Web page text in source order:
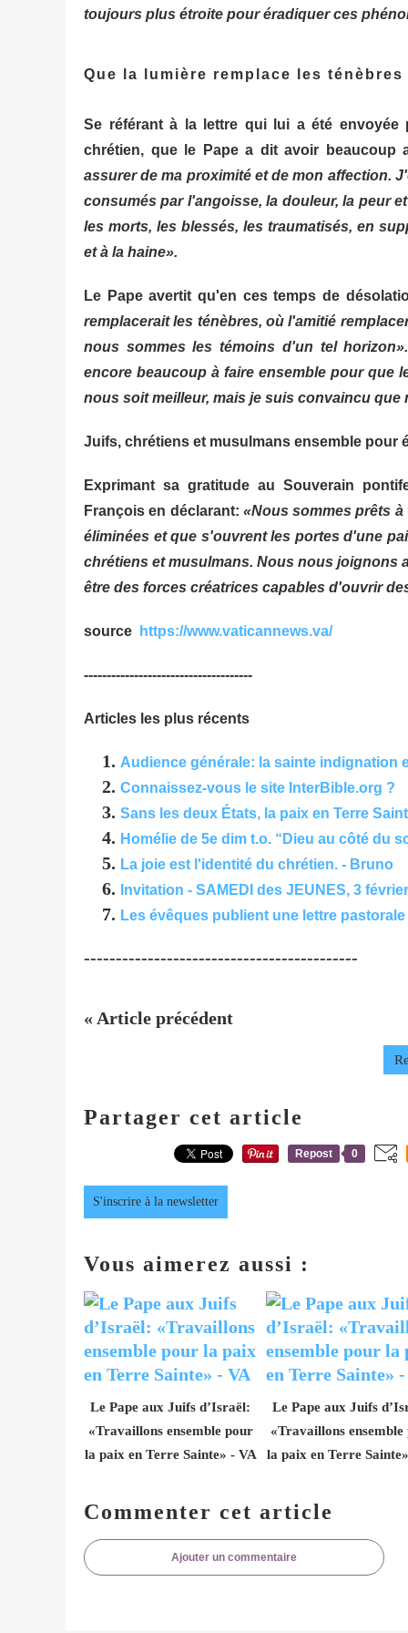
toujours plus étroite pour éradiquer ces
Que la lumière remplace les ténèbres
Se référant à la lettre qui lui a été
chrétien, que le Pape a dit avoir beaucoup
assurer de ma proximité et de mon affection.
consumés par l'angoisse, la douleur, la peur
les morts, les blessés, les traumatisés, en
et à la haine».
Le Pape avertit qu'en ces temps de
remplacerait les ténèbres, où l'amitié
nous sommes les témoins d'un tel horizon».
encore beaucoup à faire ensemble pour que
nous soit meilleur, mais je suis convaincu
Juifs, chrétiens et musulmans ensemble pour
Exprimant sa gratitude au Souverain
François en déclarant: «Nous sommes prêts
éliminées et que s'ouvrent les portes d'une
chrétiens et musulmans. Nous nous joignons
être des forces créatrices capables d'ouvrir
source https://www.vaticannews.va/
-------------------------------------
Articles les plus récents
Audience générale: la sainte indignation
Connaissez-vous le site InterBible.org ?
Sans les deux États, la paix en Terre
Homélie de 5e dim t.o. “Dieu au côté du
La joie est l'identité du chrétien. - Bruno
Invitation - SAMEDI des JEUNES, 3
Les évêques publient une lettre
-------------------------------------------
« Article précédent
Partager cet article
Repost 0
S'inscrire à la newsletter
Vous aimerez aussi :
Le Pape aux Juifs d’Israël:
«Travaillons ensemble pour
la paix en Terre Sainte» - VA
Le Pape aux Juifs
«Travaillons ensemble
la paix en Terre
Commenter cet article
Ajouter un commentaire